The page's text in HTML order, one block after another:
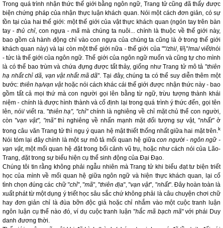
Trong quá trình nhận thức thế giới bằng ngôn ngữ, Trang tử cũng đã thấy được
biện chứng pháp của nhận thực luận khách quan. Nói một cách đơn giản, có sự
tồn tại của hai thế giới: một thế giới của vật thực khách quan (ngón tay trên bàn
tay -thủ chỉ, con ngựa -mã mà chúng ta nuôi... chính là thuộc về thế giới này,
bao gồm cả hành động chỉ vào con ngựa của chúng ta cũng là ở trong thế giới
khách quan này) và lại còn một thế giới nữa - thế giới của ""/zhi/,码"/ma/ viết/nói
- tức là thế giới của ngôn ngữ. Thế giới của ngôn ngữ muốn và cũng tự cho mình
là có thể bao trùm và chứa đựng được tất thảy, giống như Trang tử mô tả "thiên
hạ nhất chỉ dã, vạn vật nhất mã dã". Tại đây, chúng ta có thể suy diễn thêm một
bước:thiên hạ/vạn vậthoặc nói cách khác cái thế giới được nhận thức này - bao
gồm tất cả mọi thứ mà con người gọi lên bằng từ ngữ, trừu tượng thành khái
niệm - chính là được hình thành và cố định lại trong quá trình ý thức đến, gọi tên
lên, nói/ viết ra. "thiên hạ", "chỉ"chính là nghiêng về chỉ mặt chủ thể con người,
còn "vạn vật", "mã"thì nghiêng về nhấn mạnh mặt đối tượng sự vật, "nhất"ở
trong câu văn Trang tử thì ngụ ý quan hệ mật thiết thống nhất giữa hai mặt trên.k
Nói tóm lại đây chính là một sự mô tả mối quan hệ giữacon người - ngôn ngữ -
vạn vật, một mối quan hệ đặt trong bối cảnh vũ trụ, hoặc như cách nói của Lão-
Trang, đặt trong sự biểu hiện cụ thể sinh động của Đại Đạo.
Chúng tôi tin rằng không phải ngẫu nhiên mà Trang tử khi biểu đạt tư biện triết
học của mình về mối quan hệ giữa ngôn ngữ và hiện thực khách quan, lại cố
tình chọn đúng các chữ "chỉ", "mã", "thiên địa", "vạn vật", "nhất". Đây hoàn toàn là
xuất phát từ một dụng ý triết học sâu sắc chứ không phải là câu chuyện chơi chữ
hay đơn giản chỉ là đùa bỡn độc giả hoặc chỉ nhắm vào một cuộc tranh luận
ngôn luận cụ thể nào đó, ví dụ cuộc tranh luận "hắc mã bạch mã" với phái Duy
danh đương thời.